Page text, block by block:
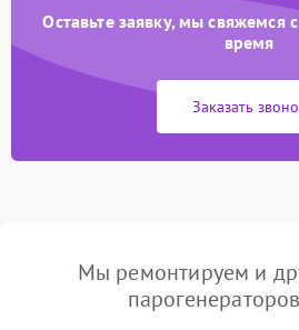
Оставьте заявку, мы
время
Заказать
Мы ремонтируем и